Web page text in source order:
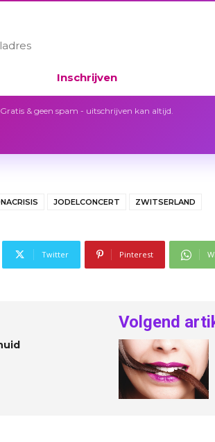
Inschrijven
Gratis & geen spam - uitschrijven kan altijd.
JODELCONCERT ZWITSERLAND
Twitter Pinterest
Volgend